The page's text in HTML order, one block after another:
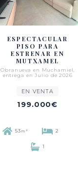
ESPECTACULAR
PISO PARA
ESTRENAR EN
MUTXAMEL
Obranueva en Muchamiel,
entrega en Julio de 2026
EN VENTA
199.000€
53 m² 2
1